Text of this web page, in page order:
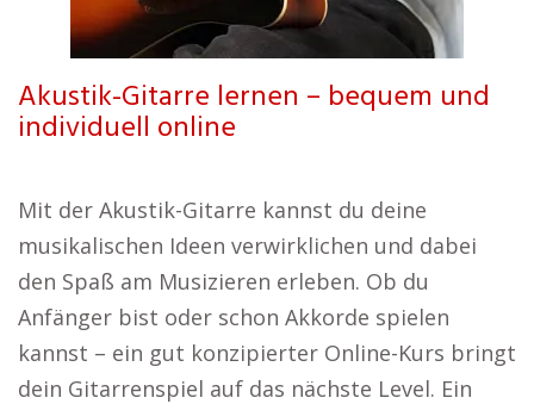
Akustik-Gitarre lernen – bequem und
individuell online
Mit der Akustik-Gitarre kannst du deine
musikalischen Ideen verwirklichen und dabei
den Spaß am Musizieren erleben. Ob du
Anfänger bist oder schon Akkorde spielen
kannst – ein gut konzipierter Online-Kurs bringt
dein Gitarrenspiel auf das nächste Level. Ein